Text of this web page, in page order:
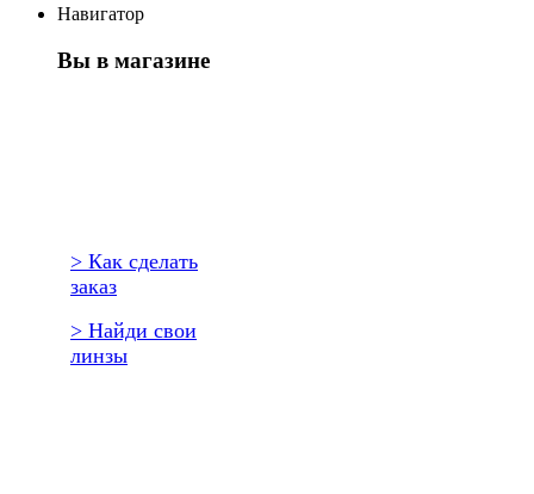
Навигатор
Вы в магазине
> Как сделать
заказ
> Найди свои
линзы